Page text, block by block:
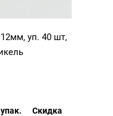
уп. 40 шт,
Скидка